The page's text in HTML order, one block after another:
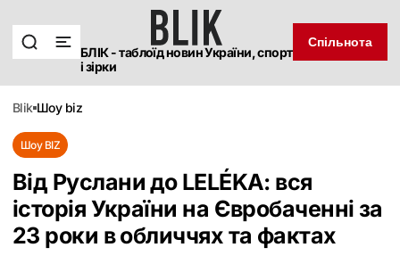
БЛІК - таблоїд новин України, спорт
і зірки
Спільнота
blik шоу biz
Шоу BIZ
Від Руслани до LELÉKA: вся
історія України на Євробаченні за
23 роки в обличчях та фактах